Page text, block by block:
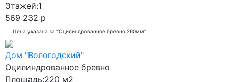
12x14
12x19
13x11
13x12
13x15
Этажей:1
569 232 р
Цена указана за "Оцилиндрованное бревно 260мм"
Дом "Вологодский"
Оцилиндрованное бревно
Площадь:220 м2